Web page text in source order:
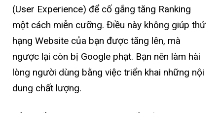
(User Experience) để cố gắng tăng Ranking
một cách miễn cưỡng. Điều này không giúp thứ
hạng Website của bạn được tăng lên, mà
ngược lại còn bị Google phạt. Bạn nên làm hài
lòng người dùng bằng việc triển khai những nội
dung chất lượng.